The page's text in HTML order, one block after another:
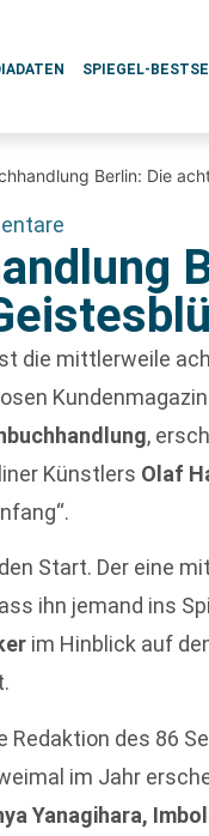
SPIEGEL-
Berlin: Die
die mittlerweile
,
Künstlers Olaf
Start. Der eine
ihn jemand ins
im Hinblick auf
Redaktion des 86
im Jahr
Yanagihara,